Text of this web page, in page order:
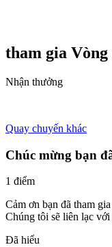
tham gia Vòng
Nhận thưởng
Quay chuyến khác
Chúc mừng bạn
1 điểm
Cảm ơn bạn đã tham
Chúng tôi sẽ liên lạc
Đã hiểu